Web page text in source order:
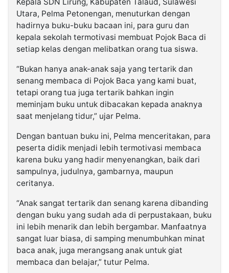
Kepala SDN Lirung, Kabupaten Talaud, Sulawesi
Utara, Pelma Petonengan, menuturkan dengan
hadirnya buku-buku bacaan ini, para guru dan
kepala sekolah termotivasi membuat Pojok Baca di
setiap kelas dengan melibatkan orang tua siswa.
“Bukan hanya anak-anak saja yang tertarik dan
senang membaca di Pojok Baca yang kami buat,
tetapi orang tua juga tertarik bahkan ingin
meminjam buku untuk dibacakan kepada anaknya
saat menjelang tidur,” ujar Pelma.
Dengan bantuan buku ini, Pelma menceritakan, para
peserta didik menjadi lebih termotivasi membaca
karena buku yang hadir menyenangkan, baik dari
sampulnya, judulnya, gambarnya, maupun
ceritanya.
“Anak sangat tertarik dan senang karena dibanding
dengan buku yang sudah ada di perpustakaan, buku
ini lebih menarik dan lebih bergambar. Manfaatnya
sangat luar biasa, di samping menumbuhkan minat
baca anak, juga merangsang anak untuk giat
membaca dan belajar,” tutur Pelma.